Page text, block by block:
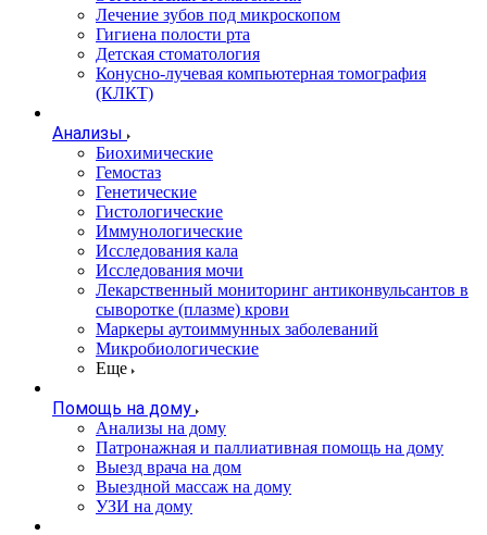
Лечение зубов под микроскопом
Гигиена полости рта
Детская стоматология
Конусно-лучевая компьютерная томография
(КЛКТ)
Анализы
Биохимические
Гемостаз
Генетические
Гистологические
Иммунологические
Исследования кала
Исследования мочи
Лекарственный мониторинг антиконвульсантов в
сыворотке (плазме) крови
Маркеры аутоиммунных заболеваний
Микробиологические
Еще
Помощь на дому
Анализы на дому
Патронажная и паллиативная помощь на дому
Выезд врача на дом
Выездной массаж на дому
УЗИ на дому